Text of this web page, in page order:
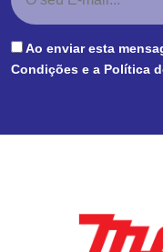
Ao enviar esta
Condições e a Política